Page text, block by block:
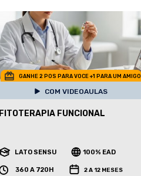
GANHE 2 POS PARA VOCE +1 PARA UM AMIGO
COM VIDEOAULAS
FITOTERAPIA FUNCIONAL
LATO SENSU 100% EAD
360 A 720H 2 A 12 MESES